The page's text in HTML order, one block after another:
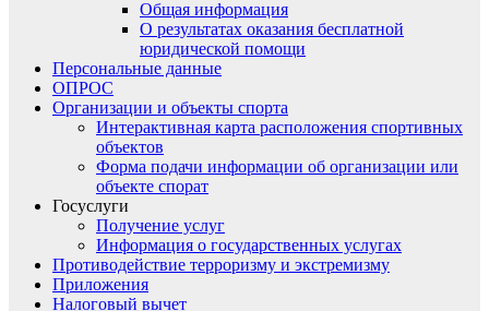
Общая информация
О результатах оказания бесплатной
юридической помощи
Персональные данные
ОПРОС
Организации и объекты спорта
Интерактивная карта расположения спортивных
объектов
Форма подачи информации об организации или
объекте спорат
Госуслуги
Получение услуг
Информация о государственных услугах
Противодействие терроризму и экстремизму
Приложения
Налоговый вычет